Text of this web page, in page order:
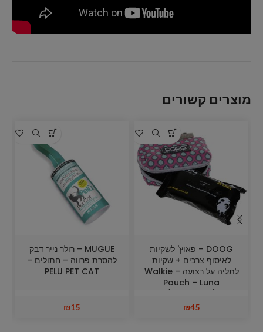
מוצרים קשורים
DOOG – פאוץ' לשקיות
לאיסוף צרכים + שקיות
לתליה על רצועה – Walkie
Pouch – Luna
(Neoprene)
₪45
MUGUE – רולר נייר דבק
להסרת פרווה – חתולים –
PELU PET CAT
₪15